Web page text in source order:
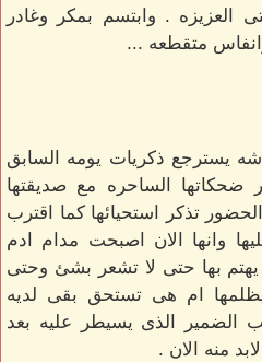
العزيزه . وابتسم بمكر وغادر
متقطعه ...
يسترجع ذكريات يومه السابق
ضحكاتها الساحره مع صديقتها
تذكر استحيائها كما اقترب
وانها الان اصبحت مدام ادم
بها حتى لا تشعر بشئ وحتى
ام هى تستحق بقى لديه
الضمير الذى يسيطر عليه بعد
منه الان .